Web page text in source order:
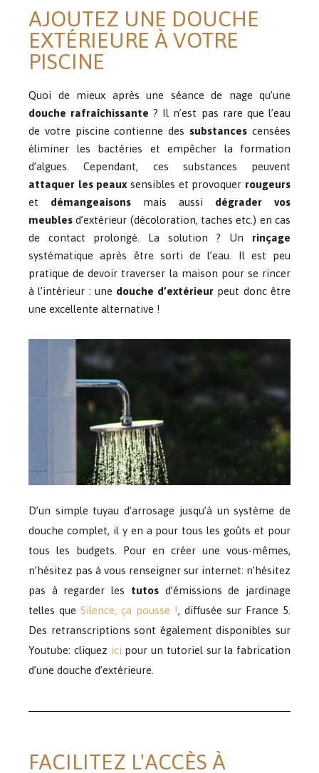
AJOUTEZ UNE DOUCHE
EXTÉRIEURE À VOTRE
PISCINE
Quoi de mieux après une séance de nage qu’une
douche rafraîchissante ? Il n’est pas rare que l’eau
de votre piscine contienne des substances censées
éliminer les bactéries et empêcher la formation
d’algues. Cependant, ces substances peuvent
attaquer les peaux sensibles et provoquer rougeurs
et démangeaisons mais aussi dégrader vos
meubles d’extérieur (décoloration, taches etc.) en cas
de contact prolongé. La solution ? Un rinçage
systématique après être sorti de l’eau. Il est peu
pratique de devoir traverser la maison pour se rincer
à l’intérieur : une douche d’extérieur peut donc être
une excellente alternative !
D’un simple tuyau d’arrosage jusqu’à un système de
douche complet, il y en a pour tous les goûts et pour
tous les budgets. Pour en créer une vous-mêmes,
n’hésitez pas à vous renseigner sur internet: n’hésitez
pas à regarder les tutos d’émissions de jardinage
telles que Silence, ça pousse !, diffusée sur France 5.
Des retranscriptions sont également disponibles sur
Youtube: cliquez ici pour un tutoriel sur la fabrication
d’une douche d’extérieure.
FACILITEZ L'ACCÈS À